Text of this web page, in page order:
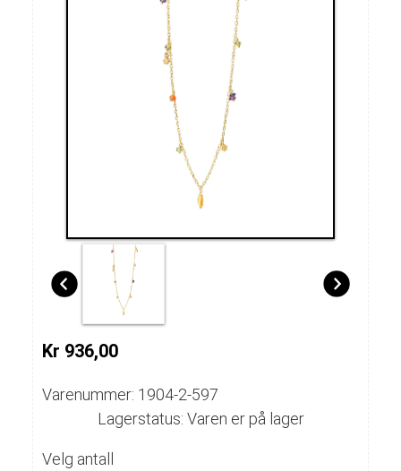
Kr 936,00
Varenummer: 1904-2-597
Lagerstatus: Varen er på lager
Velg antall